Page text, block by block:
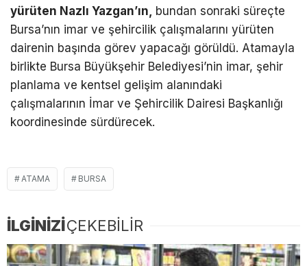
yürüten Nazlı Yazgan’ın, bundan sonraki süreçte
Bursa’nın imar ve şehircilik çalışmalarını yürüten
dairenin başında görev yapacağı görüldü. Atamayla
birlikte Bursa Büyükşehir Belediyesi’nin imar, şehir
planlama ve kentsel gelişim alanındaki
çalışmalarının İmar ve Şehircilik Dairesi Başkanlığı
koordinesinde sürdürecek.
ATAMA BURSA
İLGİNİZİÇEKEBİLİR